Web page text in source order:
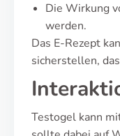
Die Wirkung
werden.
Das E-Rezept
sicherstellen,
Testogel kann